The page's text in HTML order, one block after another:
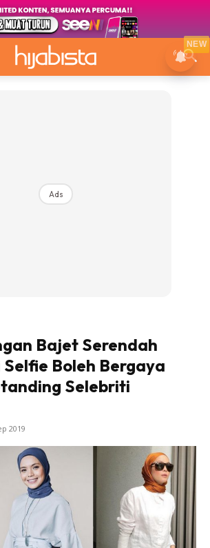
Ads
Bajet Serendah
Selfie Boleh Bergaya
Selebriti
2019
NEW